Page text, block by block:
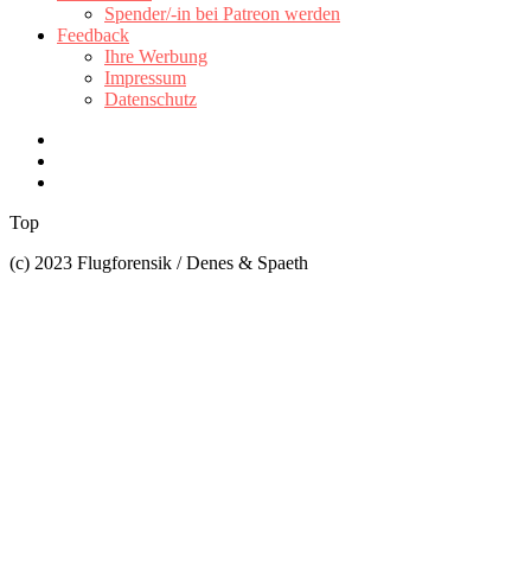
Spender/-in bei Patreon werden
Feedback
Ihre Werbung
Impressum
Datenschutz
Top
(c) 2023 Flugforensik / Denes & Spaeth